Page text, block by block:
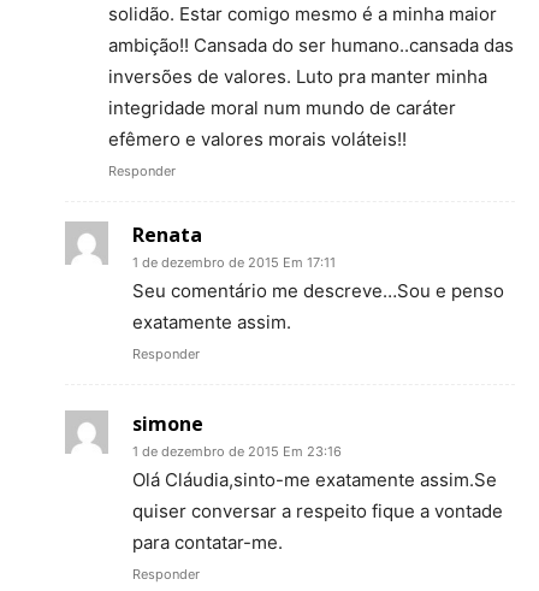
solidão. Estar comigo mesmo é a minha maior
ambição!! Cansada do ser humano..cansada das
inversões de valores. Luto pra manter minha
integridade moral num mundo de caráter
efêmero e valores morais voláteis!!
Responder
Renata
1 de dezembro de 2015 Em 17:11
Seu comentário me descreve…Sou e penso
exatamente assim.
Responder
simone
1 de dezembro de 2015 Em 23:16
Olá Cláudia,sinto-me exatamente assim.Se
quiser conversar a respeito fique a vontade
para contatar-me.
Responder